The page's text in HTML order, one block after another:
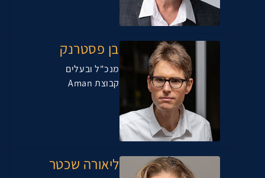
בן פסטרנק
מנכ"ל ובעלים
קבוצת Aman
ליאורה שכטר